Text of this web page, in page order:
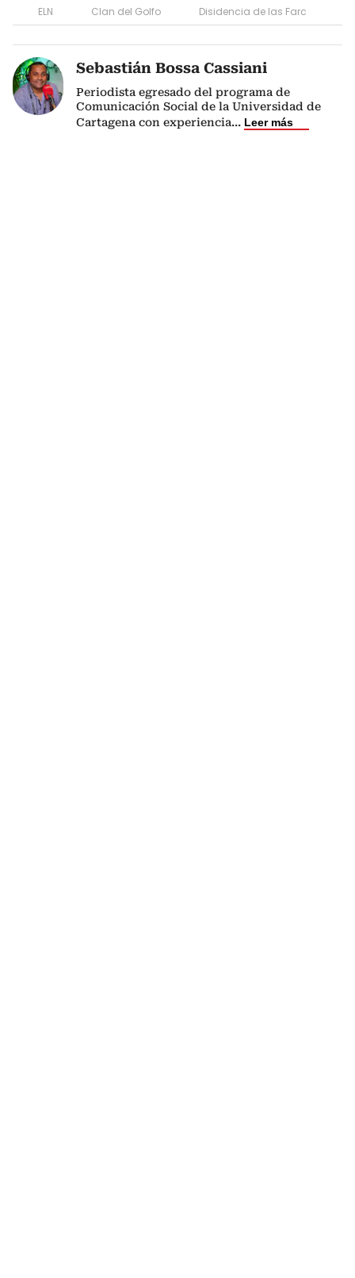
ELN Clan del Golfo Disidencia de las Farc
Sebastián Bossa Cassiani
Periodista egresado del programa de
Comunicación Social de la Universidad de
Cartagena con experiencia... Leer más